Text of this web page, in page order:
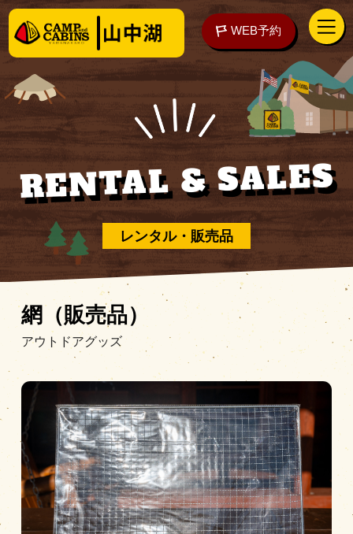
WEB予約
泊まる
楽しむ
ご予約の前に
アクセス WEB予約
営業時間|お知らせ
レンタル・販売品
RENTAL & SALES
網（販売品）
アウトドアグッズ